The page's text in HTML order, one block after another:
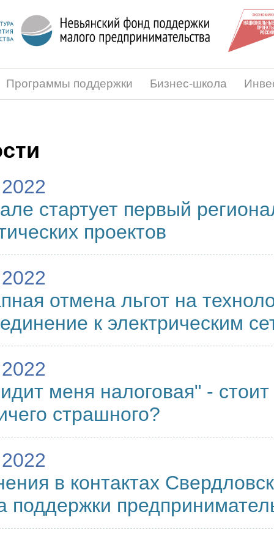
Программы поддержки Бизнес-школа
стартует первый
проектов
отмена льгот на
к электрическим
меня налоговая" -
страшного?
в контактах
поддержки